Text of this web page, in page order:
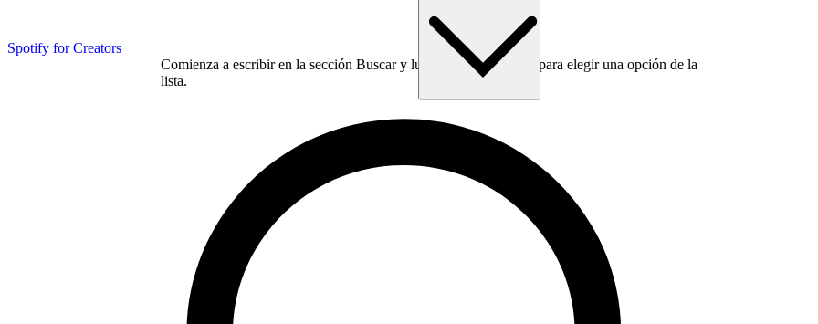
Spotify for Creators
Comienza a escribir en la sección Buscar y luego usa la tecla Tab para elegir una opción de la
lista.